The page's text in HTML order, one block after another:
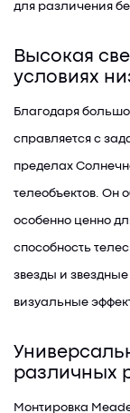
для различения
Высокая
условиях
Благодаря
справляется с
пределах
телеобъектов. Он
особенно ценно
способность
звезды и
визуальные
различных
Монтировка